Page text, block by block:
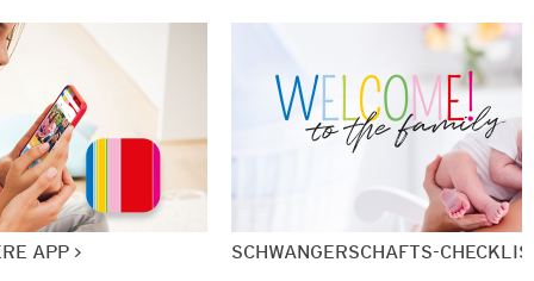
APP SCHWANGERSCHAFTS-